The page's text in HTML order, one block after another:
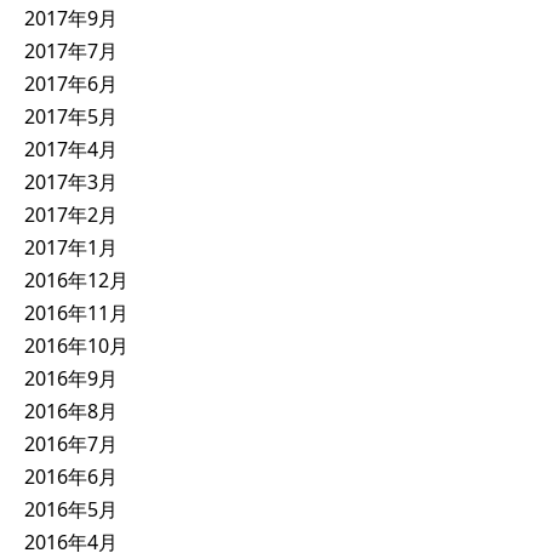
2017年9月
2017年7月
2017年6月
2017年5月
2017年4月
2017年3月
2017年2月
2017年1月
2016年12月
2016年11月
2016年10月
2016年9月
2016年8月
2016年7月
2016年6月
2016年5月
2016年4月